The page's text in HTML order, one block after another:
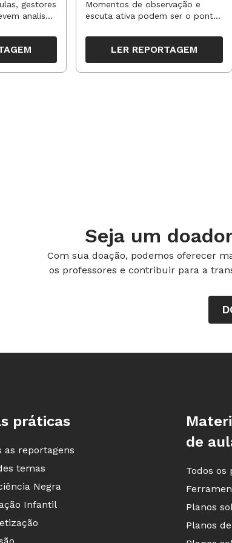
gestores
analisar
orientar o
ao longo
Momentos de observação e
escuta ativa podem ser o ponto
tempos, espaços e propostas no
segundo semestre
LER REPORTAGEM
Seja um
Com sua doação, podemos oferecer
os professores e contribuir para a
práticas
as reportagens
temas
Negra
Infantil
de
Todos os
Planos
Planos